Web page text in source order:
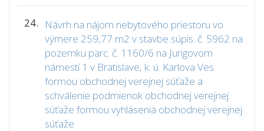
24.
Návrh na nájom nebytového priestoru vo
výmere 259,77 m2 v stavbe súpis. č. 5962 na
pozemku parc. č. 1160/6 na Jurigovom
námestí 1 v Bratislave, k. ú. Karlova Ves
formou obchodnej verejnej súťaže a
schválenie podmienok obchodnej verejnej
súťaže formou vyhlásenia obchodnej verejnej
súťaže